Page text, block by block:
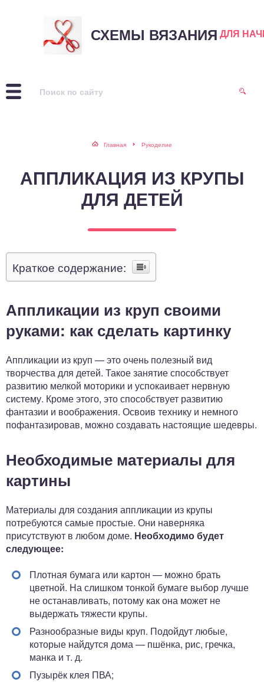
СХЕМЫ ВЯЗАНИЯ ДЛЯ
Главная Рукоделие
АППЛИКАЦИЯ ИЗ КРУПЫ
ДЛЯ ДЕТЕЙ
Краткое содержание:
Аппликации из круп своими
руками: как сделать картинку
Аппликации из круп — это очень полезный вид
творчества для детей. Такое занятие способствует
развитию мелкой моторики и успокаивает нервную
систему. Кроме этого, это способствует развитию
фантазии и воображения. Освоив технику и немного
пофантазировав, можно создавать настоящие шедевры.
Необходимые материалы для
картины
Материалы для создания аппликации из крупы
потребуются самые простые. Они наверняка
присутствуют в любом доме. Необходимо будет
следующее:
Плотная бумага или картон — можно брать
цветной. На слишком тонкой бумаге выбор лучше
не останавливать, потому как она может не
выдержать тяжести крупы.
Разнообразные виды круп. Подойдут любые,
которые найдутся дома — пшёнка, рис, гречка,
манка и т. д.
Пузырёк клея ПВА;